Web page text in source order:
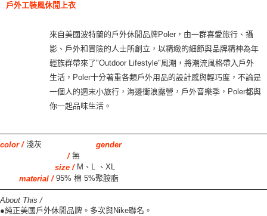
戶外工裝風休閒上衣
來自美國波特蘭的戶外休閒品牌Poler，由一群喜愛旅行、攝
影、戶外和冒險的人士所創立，以精緻的細節與品牌精神為年
輕族群帶來了"Outdoor Lifestyle"風潮，將潮流風格帶入戶外
生活，Poler十分著重各類戶外用品的設計感與輕巧度，不論是
一個人的週末小旅行，海邊衝浪露營，戶外音樂季，Poler都與
你一起品味生活。
color / 淺灰
gender
/ 無
size / M、L 、XL
material / 95% 棉 5%聚胺脂
About This /
●純正美國戶外休閒品牌。多次與Nike聯名。